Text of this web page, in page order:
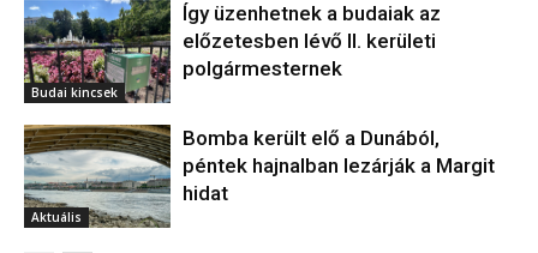
Budai kincsek
Így üzenhetnek a budaiak az
előzetesben lévő II. kerületi
polgármesternek
Aktuális
Bomba került elő a Dunából,
péntek hajnalban lezárják a Margit
hidat